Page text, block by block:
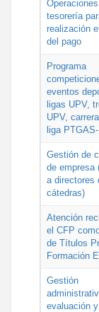
tesorería
realización
del pago
Programa
eventos
ligas UPV,
UPV,
liga PTGAS-
Gestión de
de empresa
a directores
cátedras)
Atención
el CFP
de Títulos
Formación
Gestión
evaluación